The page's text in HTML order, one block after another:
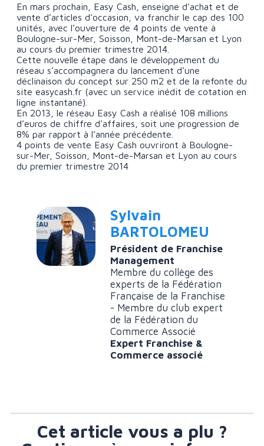
En mars prochain, Easy Cash, enseigne d’achat et de
vente d’articles d’occasion, va franchir le cap des 100
unités, avec l’ouverture de 4 points de vente à
Boulogne-sur-Mer, Soisson, Mont-de-Marsan et Lyon
au cours du premier trimestre 2014.
Cette nouvelle étape dans le développement du
réseau s’accompagnera du lancement d’une
déclinaison du concept sur 250 m2 et de la refonte du
site easycash.fr (avec un service inédit de cotation en
ligne instantané).
En 2013, le réseau Easy Cash a réalisé 108 millions
d’euros de chiffre d’affaires, soit une progression de
8% par rapport à l’année précédente.
4 points de vente Easy Cash ouvriront à Boulogne-
sur-Mer, Soisson, Mont-de-Marsan et Lyon au cours
du premier trimestre 2014
Sylvain
BARTOLOMEU
Président de Franchise
Management
Membre du collège des
experts de la Fédération
Française de la Franchise
- Membre du club expert
de la Fédération du
Commerce Associé
Expert Franchise &
Commerce associé
Cet article vous a plu ?